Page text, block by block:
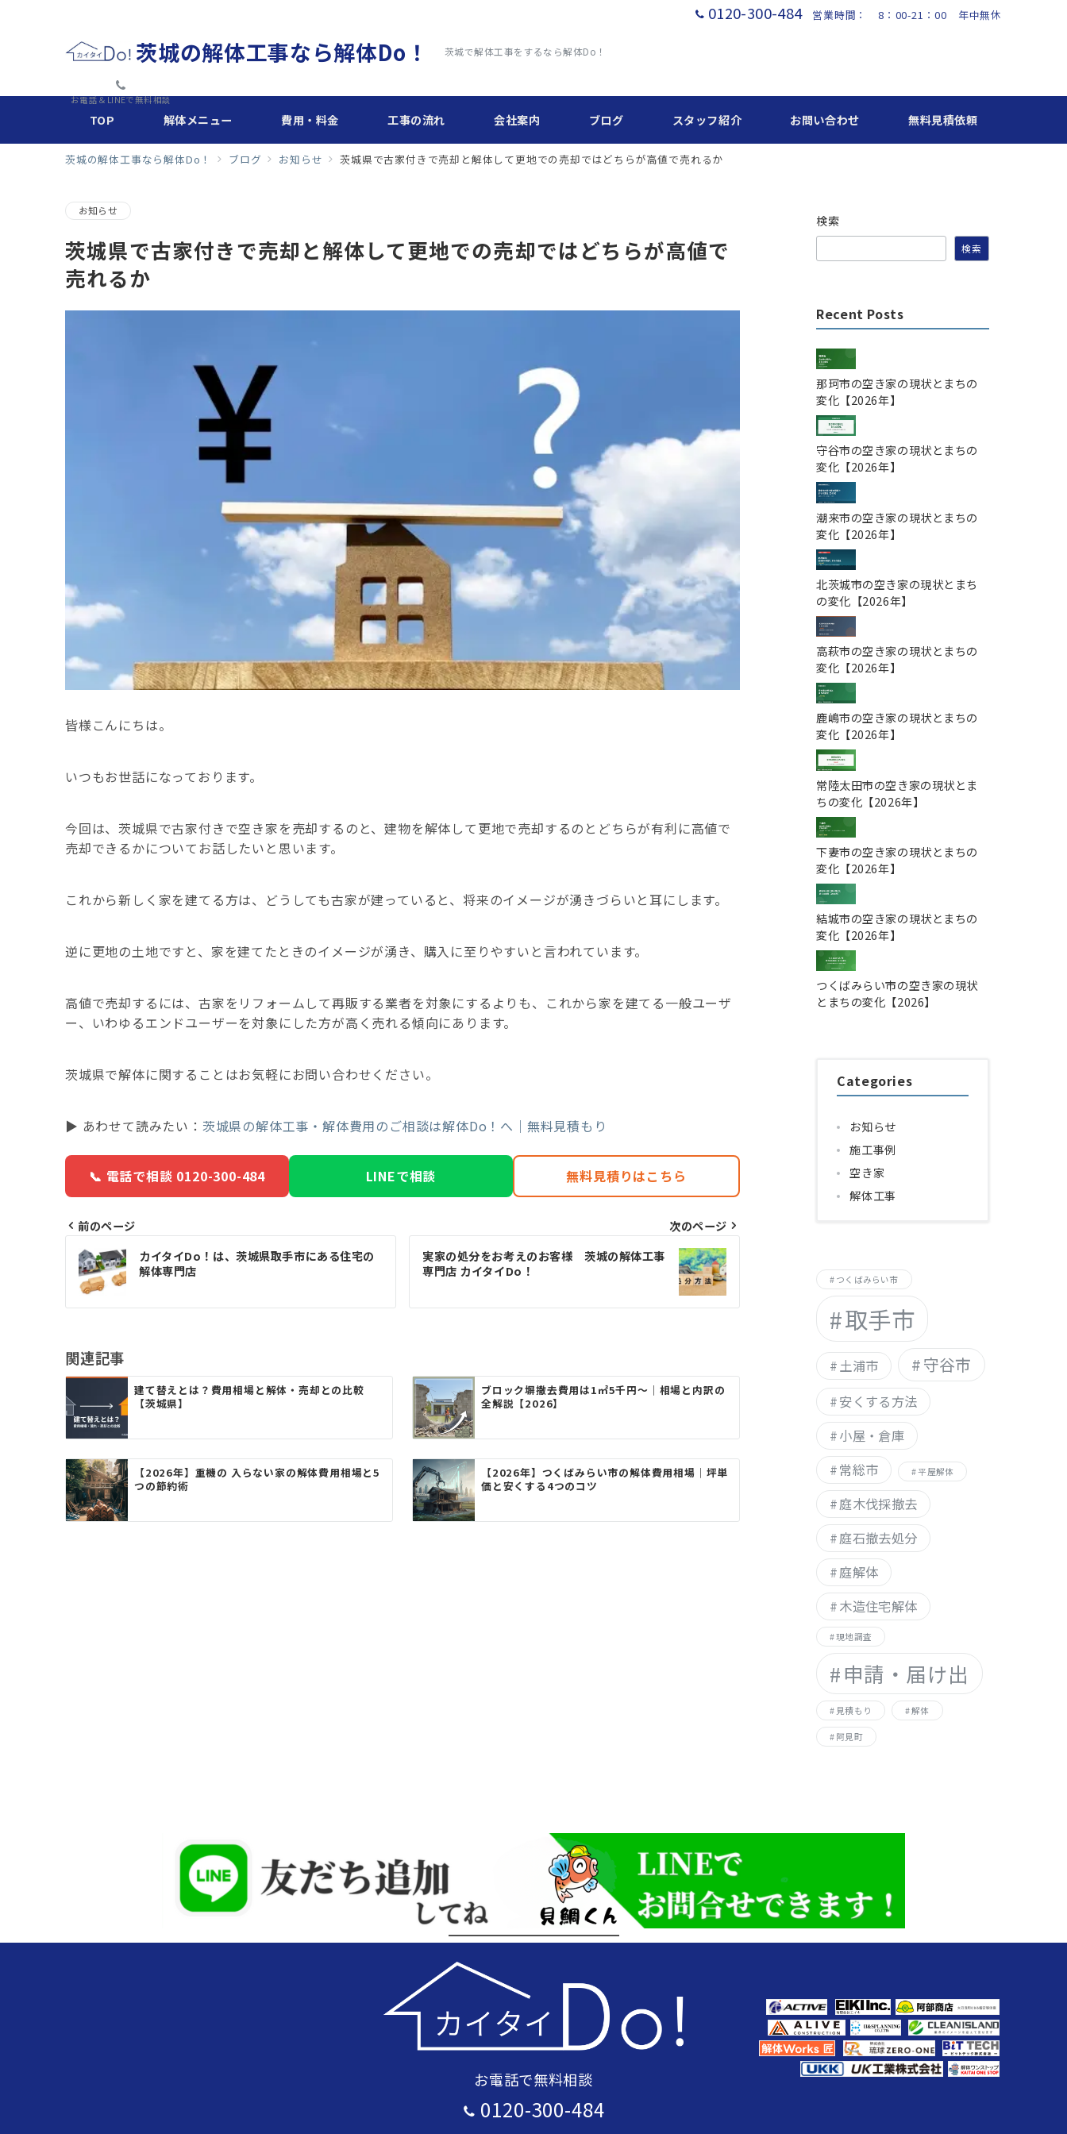
0120-300-484 営業時間： 8：00-21：00 年中無休
茨城の解体工事なら解体Do！ 茨城で解体工事をするなら解体Do！
お電話＆LINEで無料相談
TOP 解体メニュー 費用・料金 工事の流れ 会社案内 ブログ スタッフ紹介 お問い合わせ 無料見積依頼
茨城の解体工事なら解体Do！ ブログ お知らせ 茨城県で古家付きで売却と解体して更地での売却ではどちらが高値で売れるか
お知らせ
茨城県で古家付きで売却と解体して更地での売却ではどちらが高値で
売れるか
皆様こんにちは。
いつもお世話になっております。
今回は、茨城県で古家付きで空き家を売却するのと、建物を解体して更地で売却するのとどちらが有利に高値で
売却できるかについてお話したいと思います。
これから新しく家を建てる方は、どうしても古家が建っていると、将来のイメージが湧きづらいと耳にします。
逆に更地の土地ですと、家を建てたときのイメージが湧き、購入に至りやすいと言われています。
高値で売却するには、古家をリフォームして再販する業者を対象にするよりも、これから家を建てる一般ユーザ
ー、いわゆるエンドユーザーを対象にした方が高く売れる傾向にあります。
茨城県で解体に関することはお気軽にお問い合わせください。
▶ あわせて読みたい： 茨城県の解体工事・解体費用のご相談は解体Do！へ｜無料見積もり
📞 電話で相談 0120-300-484 LINEで相談 無料見積りはこちら
投
稿
ナ
ゲ
ー
シ
ョ
ン
前のページ
カイタイDo！は、茨城県取手市にある住宅の
解体専門店
次のページ
実家の処分をお考えのお客様 茨城の解体工事
専門店 カイタイDo！
関連記事
建て替えとは？費用相場と解体・売却との比較
【茨城県】
ブロック塀撤去費用は1㎡5千円〜｜相場と内訳の
全解説【2026】
【2026年】重機の 入らない家の解体費用相場と5
つの節約術
【2026年】つくばみらい市の解体費用相場｜坪単
価と安くする4つのコツ
検索
検索
Recent Posts
那珂市の空き家の現状とまちの
変化【2026年】
守谷市の空き家の現状とまちの
変化【2026年】
潮来市の空き家の現状とまちの
変化【2026年】
北茨城市の空き家の現状とまち
の変化【2026年】
高萩市の空き家の現状とまちの
変化【2026年】
鹿嶋市の空き家の現状とまちの
変化【2026年】
常陸太田市の空き家の現状とま
ちの変化【2026年】
下妻市の空き家の現状とまちの
変化【2026年】
結城市の空き家の現状とまちの
変化【2026年】
つくばみらい市の空き家の現状
とまちの変化【2026】
Categories
お知らせ
施工事例
空き家
解体工事
つくばみらい市
取手市
土浦市 守谷市
安くする方法
小屋・倉庫
常総市
平屋解体
庭木伐採撤去
庭石撤去処分
庭解体
木造住宅解体
現地調査
申請・届け出
見積もり 解体
阿見町
お電話で無料相談
0120-300-484